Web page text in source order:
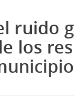
ruido
los